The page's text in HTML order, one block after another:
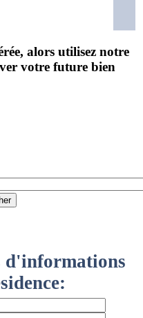
alors utilisez notre
votre future bien
d'informations